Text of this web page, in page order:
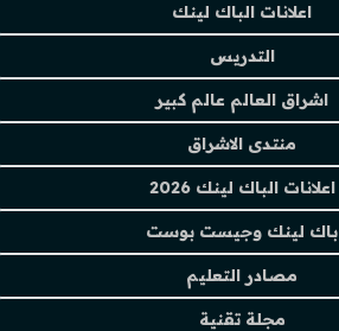
اعلانات الباك لينك
التدريس
اشراق العالم عالم كبير
منتدى الاشراق
اعلانات الباك لينك 2026
باك لينك وجيست بوست
مصادر التعليم
مجلة تقنية